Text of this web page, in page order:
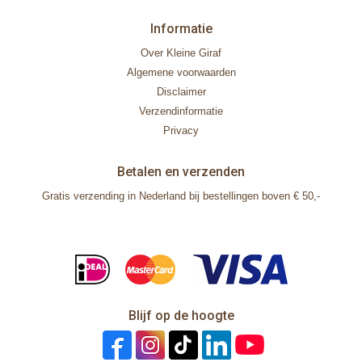
Informatie
Over Kleine Giraf
Algemene voorwaarden
Disclaimer
Verzendinformatie
Privacy
Betalen en verzenden
Gratis verzending in Nederland bij bestellingen boven € 50,-
Blijf op de hoogte